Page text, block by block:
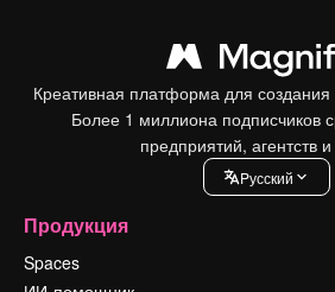
Креативная платформа для
Более 1 миллиона подписчиков
предприятий, агентств
Pусский
Продукция
Spaces